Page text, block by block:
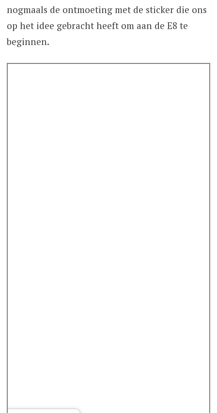
nogmaals de ontmoeting met de sticker die ons
op het idee gebracht heeft om aan de E8 te
beginnen.